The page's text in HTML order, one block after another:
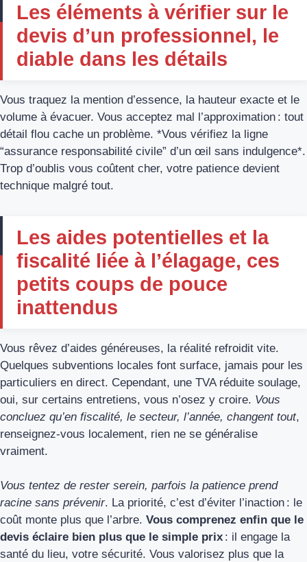
Les éléments à vérifier sur le
devis d’un professionnel, le
diable dans les détails
Vous traquez la mention d’essence, la hauteur exacte et le
volume à évacuer. Vous acceptez mal l’approximation : tout
détail flou cache un problème. *Vous vérifiez la ligne
“assurance responsabilité civile” d’un œil sans indulgence*.
Trop d’oublis vous coûtent cher, votre patience devient
technique malgré tout.
Les aides potentielles et la
fiscalité liée à l’élagage, ces
petits coups de pouce
inattendus
Vous rêvez d’aides généreuses, la réalité refroidit vite.
Quelques subventions locales font surface, jamais pour les
particuliers en direct. Cependant, une TVA réduite soulage,
oui, sur certains entretiens, vous n’osez y croire. Vous
concluez qu’en fiscalité, le secteur, l’année, changent tout,
renseignez-vous localement, rien ne se généralise
vraiment.
Vous tentez de rester serein, parfois la patience prend
racine sans prévenir. La priorité, c’est d’éviter l’inaction : le
coût monte plus que l’arbre. Vous comprenez enfin que le
devis éclaire bien plus que le simple prix : il engage la
santé du lieu, votre sécurité. Vous valorisez plus que la